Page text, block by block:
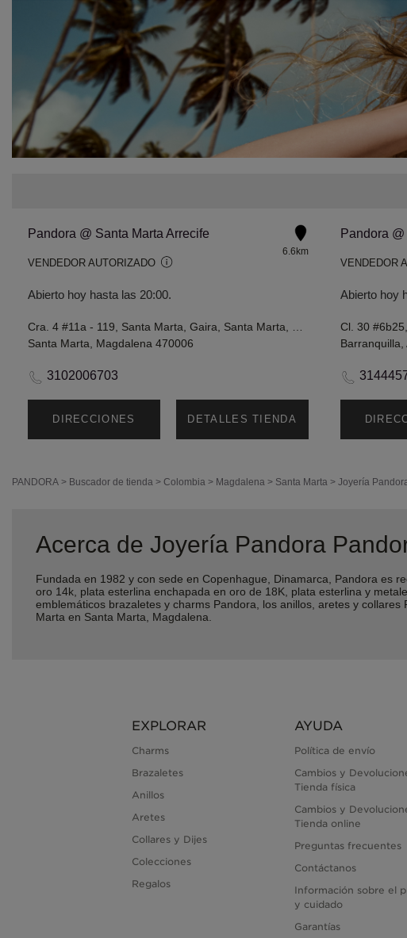
Pandora @ Santa Marta Arrecife
VENDEDOR AUTORIZADO
Abierto hoy hasta las 20:00.
6.6km
Santa Marta, Magdalena 470006
3102006703
DIRECCIONES DETALLES TIENDA
VENDEDOR
Abierto hoy
Cl. 30
PANDORA > Buscador de tienda > Colombia > Magdalena > Santa Marta > Joyería
Acerca de Joyería Pandora
Fundada en 1982 y con sede en Copenhague, Dinamarca, Pandora es
oro 14k, plata esterlina enchapada en oro de 18K, plata esterlina y
emblemáticos brazaletes y charms Pandora, los anillos, aretes y
Marta en Santa Marta, Magdalena.
EXPLORAR
Charms
Brazaletes
Anillos
Aretes
Collares y Dijes
Colecciones
Regalos
AYUDA
Política de envío
Cambios y
Tienda física
Cambios y
Tienda online
Preguntas frecuentes
Contáctanos
Información sobre el
y cuidado
Garantías